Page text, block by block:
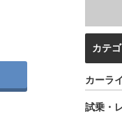
カテ
カーラ
試乗・